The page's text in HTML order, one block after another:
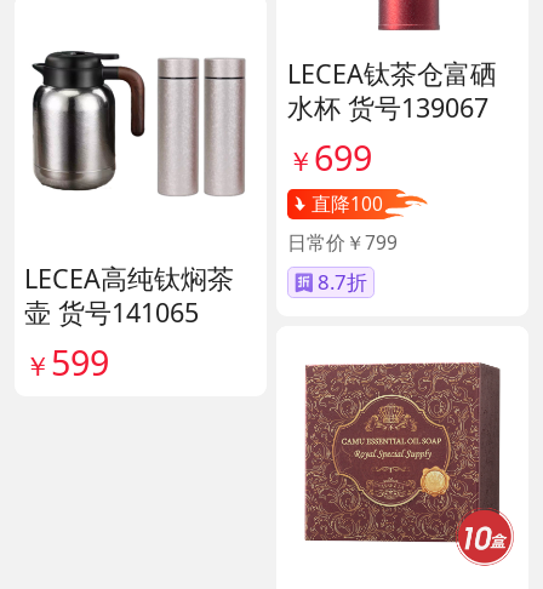
LECEA高纯钛焖茶
壶 货号141065
￥ 599
LECEA钛茶仓富硒
水杯 货号139067
￥ 699
直降100
日常价￥799
8.7折